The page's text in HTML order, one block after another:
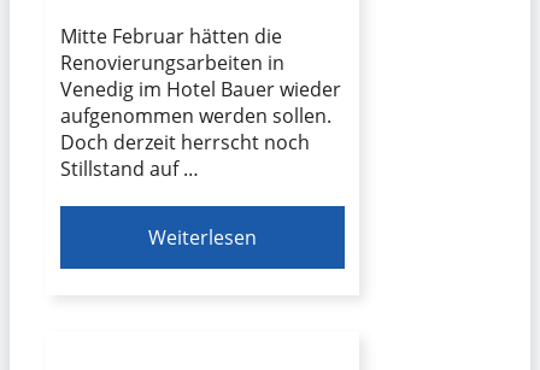
Mitte Februar hätten die
Renovierungsarbeiten in
Venedig im Hotel Bauer wieder
aufgenommen werden sollen.
Doch derzeit herrscht noch
Stillstand auf …
Weiterlesen